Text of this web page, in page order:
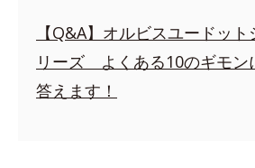
【Q&A】オルビスユードット
リーズ よくある10のギモン
答えます！